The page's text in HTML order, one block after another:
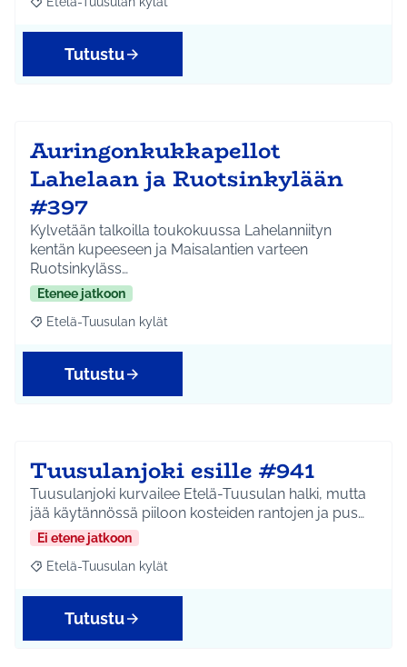
Rajaa tulokset aihepiirin mukaan: Etelä-Tuusulan kylät
Tutustu
Auringonkukkapellot
Lahelaan ja Ruotsinkylään
#397
Kylvetään talkoilla toukokuussa Lahelanniityn
kentän kupeeseen ja Maisalantien varteen
Ruotsinkyläss…
Etenee jatkoon
Rajaa tulokset aihepiirin mukaan: Etelä-Tuusulan kylät
Etelä-Tuusulan kylät
Tutustu
Tuusulanjoki esille #941
Tuusulanjoki kurvailee Etelä-Tuusulan halki, mutta
jää käytännössä piiloon kosteiden rantojen ja pus…
Ei etene jatkoon
Rajaa tulokset aihepiirin mukaan: Etelä-Tuusulan kylät
Etelä-Tuusulan kylät
Tutustu